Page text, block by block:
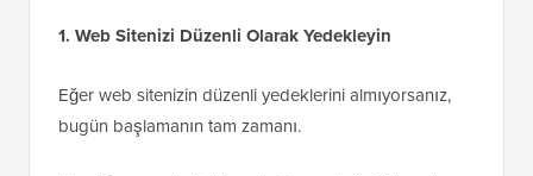
1. Web Sitenizi Düzenli Olarak Yedekleyin
Eğer web sitenizin düzenli yedeklerini almıyorsanız,
bugün başlamanın tam zamanı.